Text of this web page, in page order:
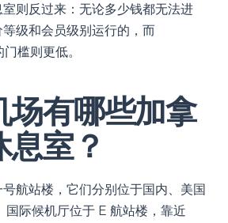
则反过来：无论多少钱都无法进
级和会员级别运行的，而
槛则更低。
场有哪些加拿
息室？
航站楼，它们分别位于国内、美国
国际候机厅位于 E 航站楼，靠近